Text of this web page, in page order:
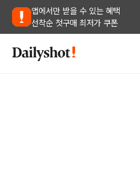
앱에서만 받을 수 있는 혜택
선착순 첫구매 최저가 쿠폰